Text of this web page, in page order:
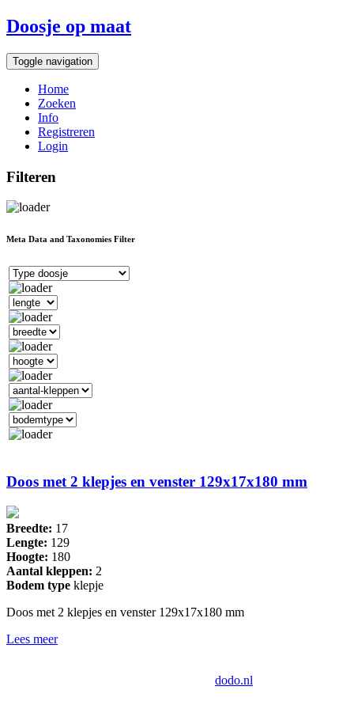
Doosje op maat
Toggle navigation
Home
Zoeken
Info
Registreren
Login
Filteren
Meta Data and Taxonomies Filter
Doos met 2 klepjes en venster 129x17x180 mm
Breedte: 17
Lengte: 129
Hoogte: 180
Aantal kleppen: 2
Bodem type klepje
Doos met 2 klepjes en venster 129x17x180 mm
Lees meer
dodo.nl